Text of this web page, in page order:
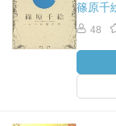
篠原千
48